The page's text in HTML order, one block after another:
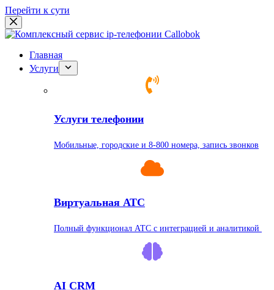
Перейти к сути
Главная
Услуги
Услуги телефонии
Мобильные, городские и 8-800 номера, запись звонков
Виртуальная АТС
Полный функционал АТС с интеграцией и аналитикой
AI CRM